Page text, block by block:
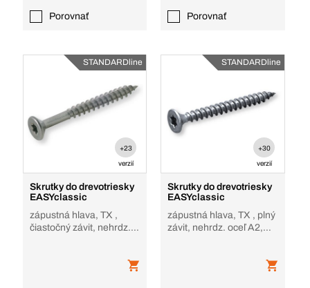
Porovnať Porovnať
STANDARDline
+23
verzií
Skrutky do drevotriesky
EASYclassic
zápustná hlava, TX ,
čiastočný závit, nehrdz.
STANDARDline
+30
verzií
Skrutky do drevotriesky
EASYclassic
zápustná hlava, TX , plný
závit, nehrdz. oceľ A2,